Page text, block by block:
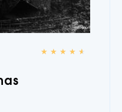
★ ★ ★ ★ ★